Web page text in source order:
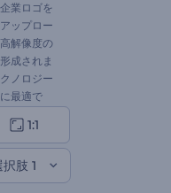
業ロゴを
ップロー
解像度の
成されま
ノロジー
最適で
1:1
択肢 1